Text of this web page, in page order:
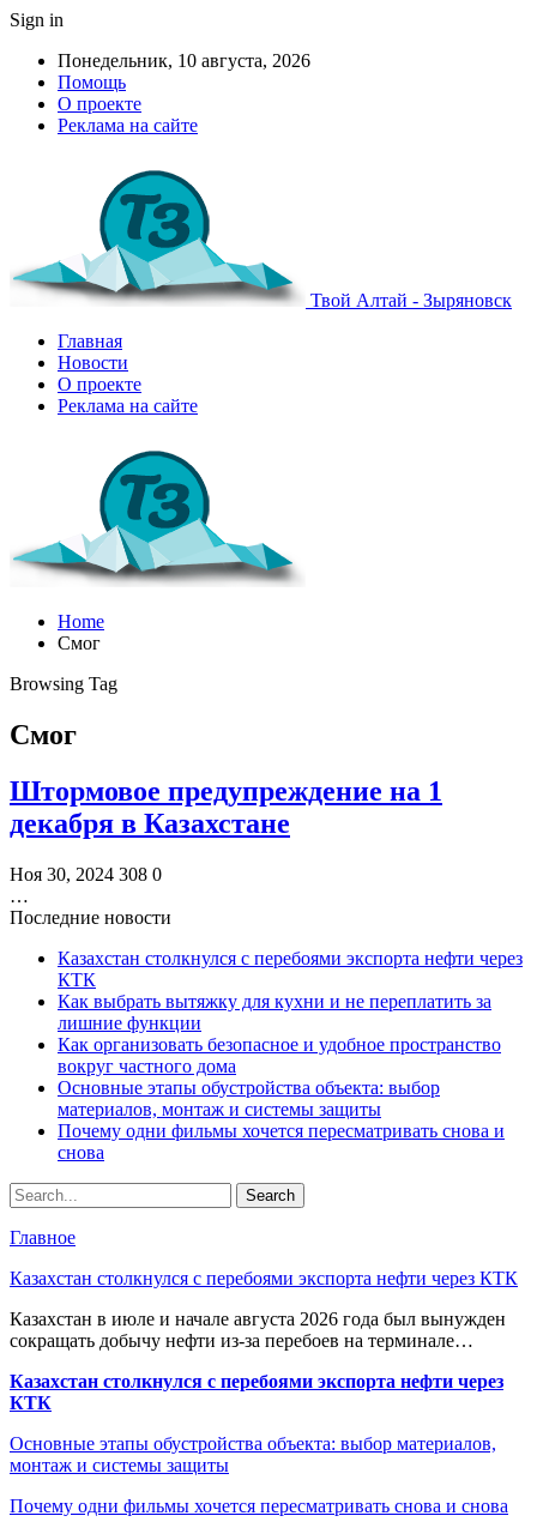
Sign in
Понедельник, 10 августа, 2026
Помощь
О проекте
Реклама на сайте
Твой Алтай - Зыряновск
Главная
Новости
О проекте
Реклама на сайте
Home
Смог
Browsing Tag
Смог
Штормовое предупреждение на 1
декабря в Казахстане
Ноя 30, 2024 308 0
…
Последние новости
Казахстан столкнулся с перебоями экспорта нефти через
КТК
Как выбрать вытяжку для кухни и не переплатить за
лишние функции
Как организовать безопасное и удобное пространство
вокруг частного дома
Основные этапы обустройства объекта: выбор
материалов, монтаж и системы защиты
Почему одни фильмы хочется пересматривать снова и
снова
Главное
Казахстан столкнулся с перебоями экспорта нефти через КТК
Казахстан в июле и начале августа 2026 года был вынужден
сокращать добычу нефти из-за перебоев на терминале…
Казахстан столкнулся с перебоями экспорта нефти через
КТК
Основные этапы обустройства объекта: выбор материалов,
монтаж и системы защиты
Почему одни фильмы хочется пересматривать снова и снова